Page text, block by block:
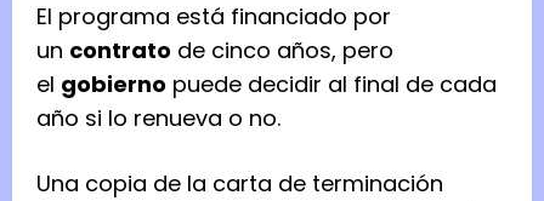
El programa está financiado por
un contrato de cinco años, pero
el gobierno puede decidir al final de cada
año si lo renueva o no.
Una copia de la carta de terminación